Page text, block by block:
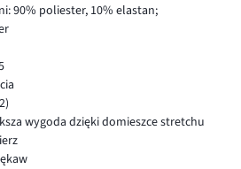
90% poliester, 10% elastan;
wygoda dzięki domieszce stretchu